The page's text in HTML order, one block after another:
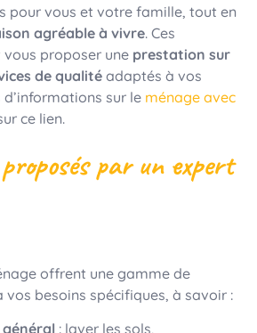
pour vous et votre famille, tout en
agréable à vivre. Ces
proposer une prestation sur
de qualité adaptés à vos
sur le ménage avec
ce lien.
par un expert
offrent une gamme de
besoins spécifiques, à savoir :
: laver les sols,